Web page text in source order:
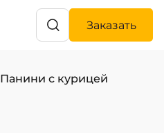
Заказать
Панини с курицей